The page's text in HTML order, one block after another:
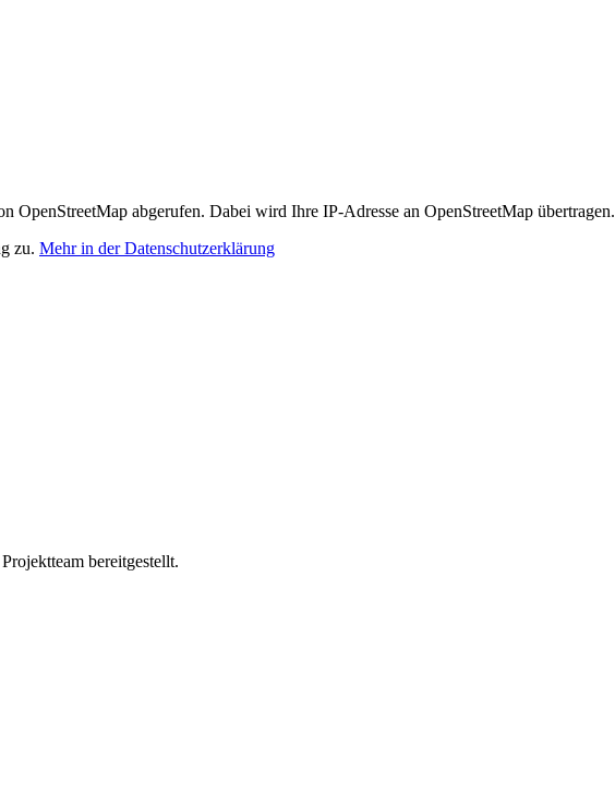
OpenStreetMap abgerufen. Dabei wird Ihre IP-Adresse an OpenStreetMap übertragen.
zu. Mehr in der Datenschutzerklärung
bereitgestellt.